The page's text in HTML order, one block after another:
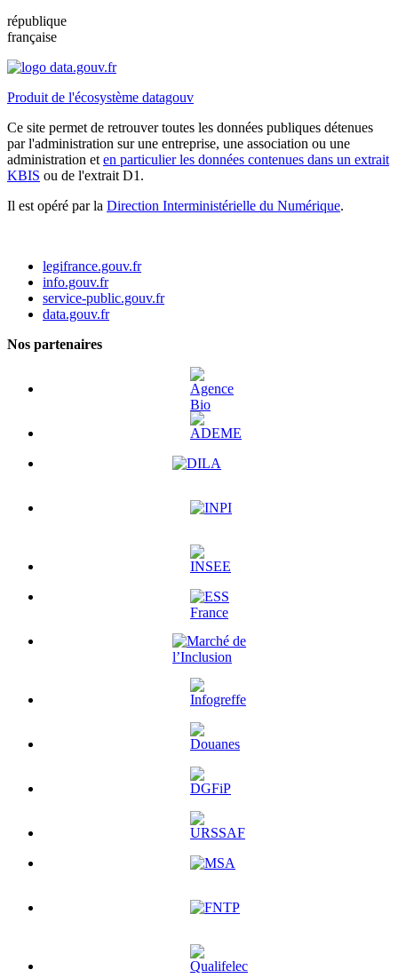
république
française
Produit de l'écosystème datagouv
Ce site permet de retrouver toutes les données publiques détenues
par l'administration sur une entreprise, une association ou une
administration et en particulier les données contenues dans un extrait
KBIS ou de l'extrait D1.
Il est opéré par la Direction Interministérielle du Numérique.
legifrance.gouv.fr
info.gouv.fr
service-public.gouv.fr
data.gouv.fr
Nos partenaires